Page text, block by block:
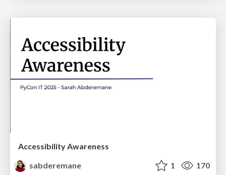
Accessibility Awareness
sabderemane
1 170